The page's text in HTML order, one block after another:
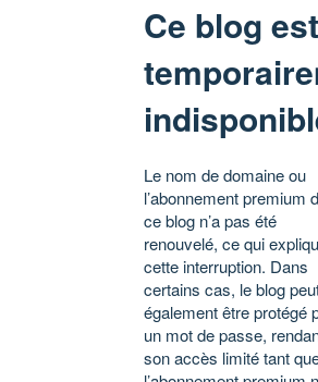
Ce blog est
Le nom de domaine ou
l’abonnement premium
ce blog n’a pas été
renouvelé, ce qui
cette interruption. Dans
certains cas, le blog
également être protégé
un mot de passe,
son accès limité tant